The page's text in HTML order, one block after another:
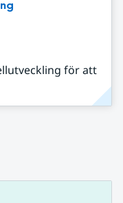
för att